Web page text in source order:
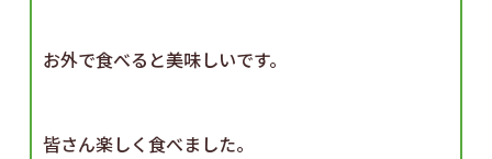
お外で食べると美味しいです。
皆さん楽しく食べました。